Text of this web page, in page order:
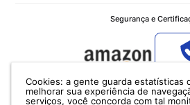
Cookies: a gente guarda estatísticas
melhorar sua experiência de
serviços, você concorda com tal
Segurança e